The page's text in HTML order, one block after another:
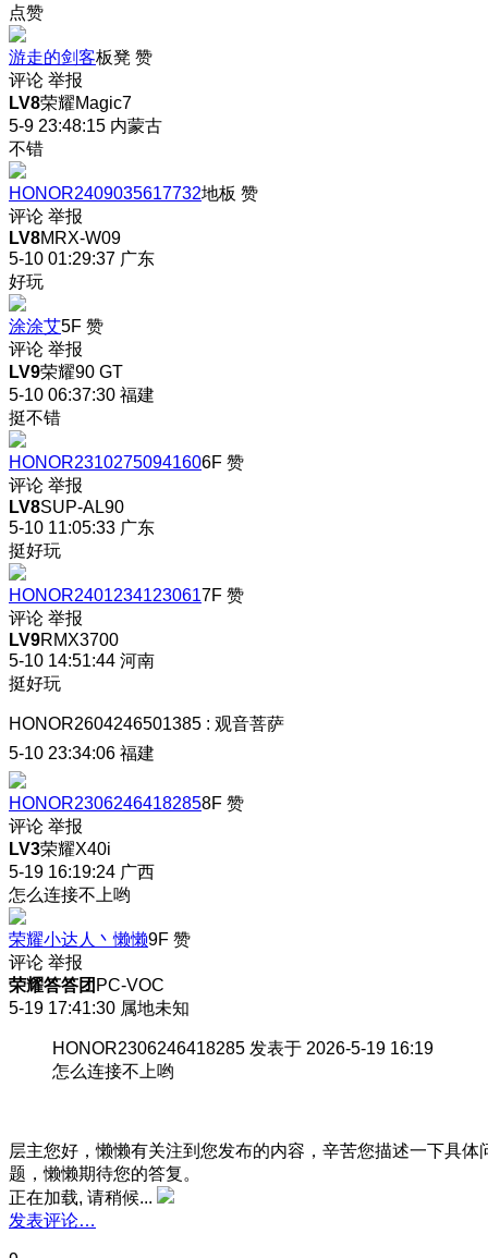
点赞
游走的剑客板凳 赞
评论 举报
LV8荣耀Magic7
5-9 23:48:15 内蒙古
不错
HONOR2409035617732地板 赞
评论 举报
LV8MRX-W09
5-10 01:29:37 广东
好玩
涂涂艾5F 赞
评论 举报
LV9荣耀90 GT
5-10 06:37:30 福建
挺不错
HONOR23102750941606F 赞
评论 举报
LV8SUP-AL90
5-10 11:05:33 广东
挺好玩
HONOR24012341230617F 赞
评论 举报
LV9RMX3700
5-10 14:51:44 河南
挺好玩
HONOR2604246501385 : 观音菩萨
5-10 23:34:06 福建
HONOR23062464182858F 赞
评论 举报
LV3荣耀X40i
5-19 16:19:24 广西
怎么连接不上哟
荣耀小达人丶懒懒9F 赞
评论 举报
荣耀答答团 PC-VOC
5-19 17:41:30 属地未知
HONOR2306246418285 发表于 2026-5-19 16:19
怎么连接不上哟
层主您好，懒懒有关注到您发布的内容，辛苦您描述一下具体
题，懒懒期待您的答复。
正在加载, 请稍候...
发表评论…